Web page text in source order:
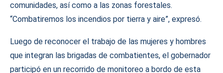
comunidades, así como a las zonas forestales.
“Combatiremos los incendios por tierra y aire”, expresó.
Luego de reconocer el trabajo de las mujeres y hombres
que integran las brigadas de combatientes, el gobernador
participó en un recorrido de monitoreo a bordo de esta